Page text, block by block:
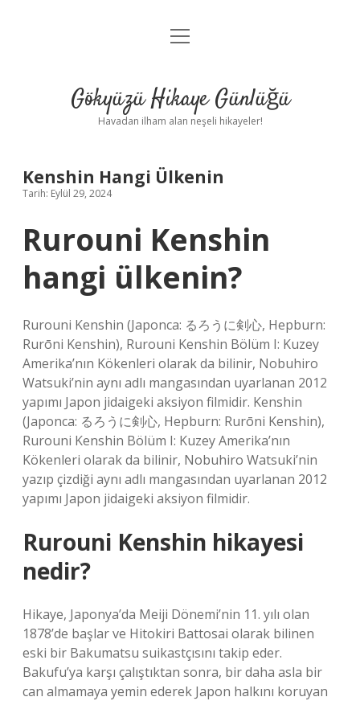
Anasayfa
Yasal Uyarı
menüyü
Gökyüzü Hikaye Günlüğü
Havadan ilham alan neşeli hikayeler!
Kenshin Hangi Ülkenin
Tarih: Eylül 29, 2024
Rurouni Kenshin
hangi ülkenin?
Rurouni Kenshin (Japonca: るろうに剣心, Hepburn:
Rurōni Kenshin), Rurouni Kenshin Bölüm I: Kuzey
Amerika’nın Kökenleri olarak da bilinir, Nobuhiro
Watsuki’nin aynı adlı mangasından uyarlanan 2012
yapımı Japon jidaigeki aksiyon filmidir. Kenshin
(Japonca: るろうに剣心, Hepburn: Rurōni Kenshin),
Rurouni Kenshin Bölüm I: Kuzey Amerika’nın
Kökenleri olarak da bilinir, Nobuhiro Watsuki’nin
yazıp çizdiği aynı adlı mangasından uyarlanan 2012
yapımı Japon jidaigeki aksiyon filmidir.
Rurouni Kenshin hikayesi
nedir?
Hikaye, Japonya’da Meiji Dönemi’nin 11. yılı olan
1878’de başlar ve Hitokiri Battosai olarak bilinen
eski bir Bakumatsu suikastçısını takip eder.
Bakufu’ya karşı çalıştıktan sonra, bir daha asla bir
can almamaya yemin ederek Japon halkını koruyan